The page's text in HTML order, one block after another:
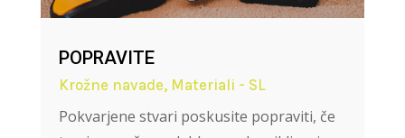
POPRAVITE
Krožne navade, Materiali - SL
Pokvarjene stvari poskusite popraviti, če